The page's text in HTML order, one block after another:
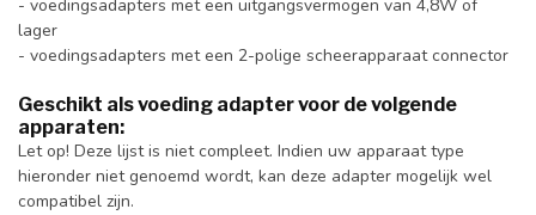
- voedingsadapters met een uitgangsvermogen van 4,8W of
lager
- voedingsadapters met een 2-polige scheerapparaat connector
Geschikt als voeding adapter voor de volgende
apparaten:
Let op! Deze lijst is niet compleet. Indien uw apparaat type
hieronder niet genoemd wordt, kan deze adapter mogelijk wel
compatibel zijn.